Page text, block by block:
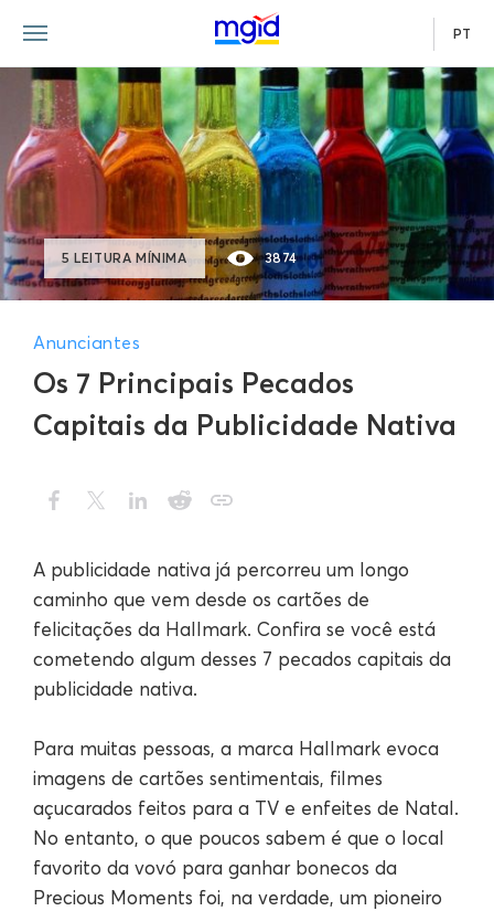
PT
Os 7 Principais Pecados
Capitais da Publicidade Nativa
Anunciantes
5 LEITURA MÍNIMA 3874
A publicidade nativa já percorreu um longo
caminho que vem desde os cartões de
felicitações da Hallmark. Confira se você está
cometendo algum desses 7 pecados capitais da
publicidade nativa.
Para muitas pessoas, a marca Hallmark evoca
imagens de cartões sentimentais, filmes
açucarados feitos para a TV e enfeites de Natal.
No entanto, o que poucos sabem é que o local
favorito da vovó para ganhar bonecos da
Precious Moments foi, na verdade, um pioneiro